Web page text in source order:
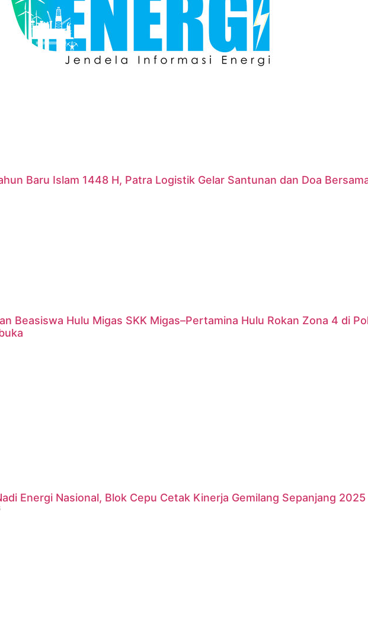
Baru Islam 1448 H, Patra Logistik Gelar Santunan dan Doa
Beasiswa Hulu Migas SKK Migas–Pertamina Hulu Rokan Zona 4 di
Energi Nasional, Blok Cepu Cetak Kinerja Gemilang Sepanjang 2025